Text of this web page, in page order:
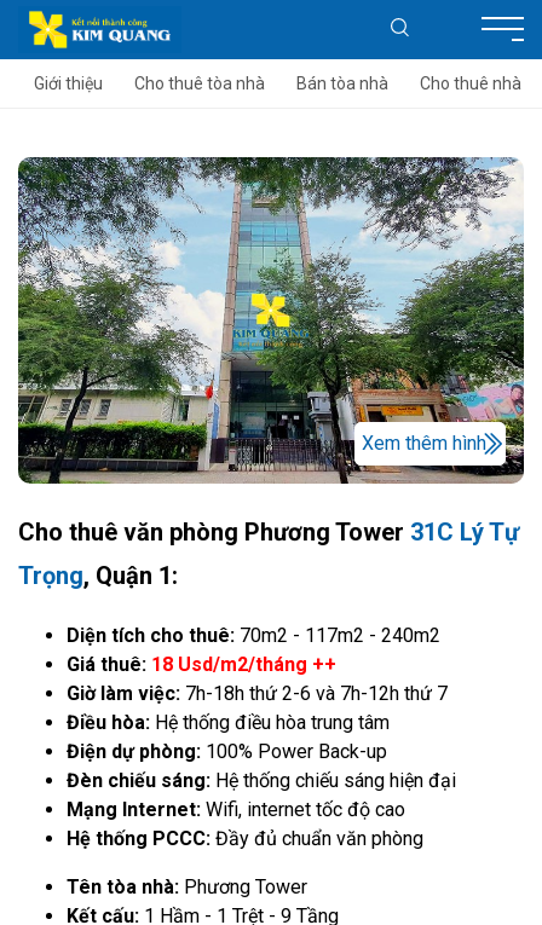
Giới thiệu Cho thuê tòa nhà Bán tòa nhà Cho thuê nhà
Xem thêm hình
Cho thuê văn phòng Phương Tower 31C Lý Tự
Trọng, Quận 1:
Diện tích cho thuê: 70m2 - 117m2 - 240m2
Giá thuê: 18 Usd/m2/tháng ++
Giờ làm việc: 7h-18h thứ 2-6 và 7h-12h thứ 7
Điều hòa: Hệ thống điều hòa trung tâm
Điện dự phòng: 100% Power Back-up
Đèn chiếu sáng: Hệ thống chiếu sáng hiện đại
Mạng Internet: Wifi, internet tốc độ cao
Hệ thống PCCC: Đầy đủ chuẩn văn phòng
Tên tòa nhà: Phương Tower
Kết cấu: 1 Hầm - 1 Trệt - 9 Tầng